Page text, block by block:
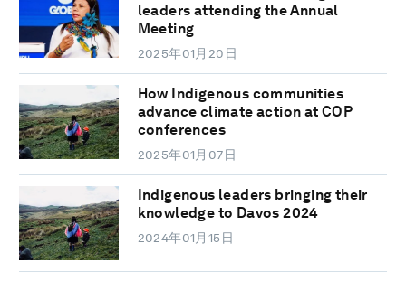
leaders attending the Annual
Meeting
2025年01月20日
How Indigenous communities
advance climate action at COP
conferences
2025年01月07日
Indigenous leaders bringing their
knowledge to Davos 2024
2024年01月15日